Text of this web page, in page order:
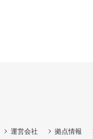
運営会社 拠点情報